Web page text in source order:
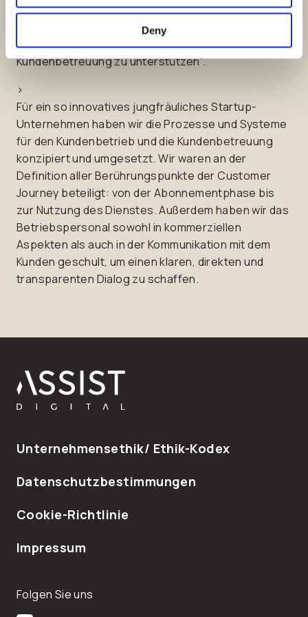
Deny
Gestaltung des Kundenservices mitgewirkt. Jetzt
sind wir an der Seite dieses neuen wichtigen
Unternehmens, um es bei der Exzellenz der
Kundenbetreuung zu unterstützen".
>
Für ein so innovatives jungfräuliches Startup-
Unternehmen haben wir die Prozesse und Systeme
für den Kundenbetrieb und die Kundenbetreuung
konzipiert und umgesetzt. Wir waren an der
Definition aller Berührungspunkte der Customer
Journey beteiligt: von der Abonnementphase bis
zur Nutzung des Dienstes. Außerdem haben wir das
Betriebspersonal sowohl in kommerziellen
Aspekten als auch in der Kommunikation mit dem
Kunden geschult, um einen klaren, direkten und
transparenten Dialog zu schaffen.
Fußzeile
Unternehmensethik/ Ethik-Kodex
Datenschutzbestimmungen
Cookie-Richtlinie
Impressum
Folgen Sie uns